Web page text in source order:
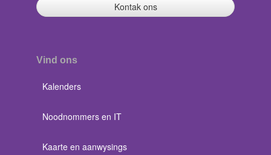
Kontak ons
Vind ons
Kalenders
Noodnommers en IT
Kaarte en aanwysings